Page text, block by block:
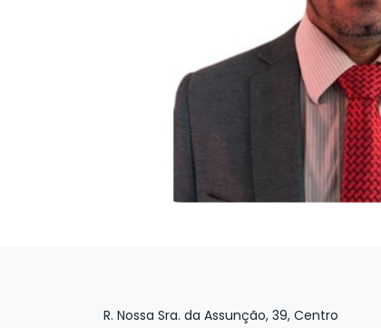
R. Nossa Sra. da Assunção, 39, Centro